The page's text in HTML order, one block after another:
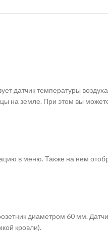
датчик температуры
на земле. При этом вы
в меню. Также на нем
диаметром 60 мм.
кровли).